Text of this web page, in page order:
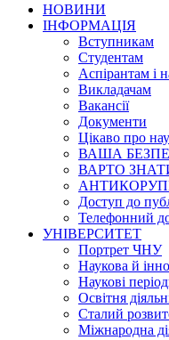
НОВИНИ
ІНФОРМАЦІЯ
Вступникам
Студентам
Аспірантам і
Викладачам
Вакансії
Документи
Цікаво про
ВАША
ВАРТО
Доступ до
Телефонний
УНІВЕРСИТЕТ
Портрет ЧНУ
Наукова й
Наукові
Освітня
Сталий
Міжнародна